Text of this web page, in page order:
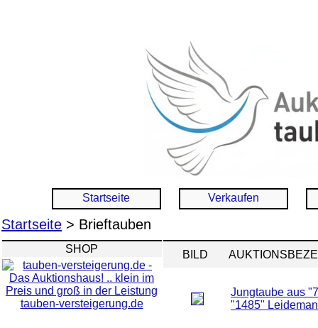
Startseite Verkaufen
Startseite > Brieftauben
SHOP
tauben-versteigerung.de
BILD
Jungtaube aus
"1485" Leideman